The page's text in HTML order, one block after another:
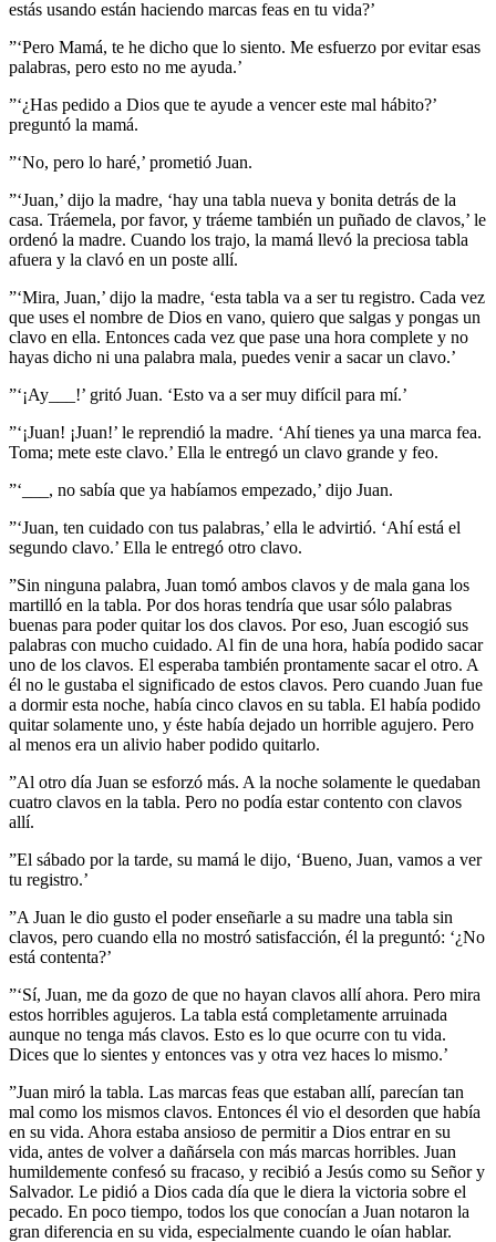
estás usando están haciendo marcas feas en tu vida?’
”‘Pero Mamá, te he dicho que lo siento. Me esfuerzo por evitar esas
palabras, pero esto no me ayuda.’
”‘¿Has pedido a Dios que te ayude a vencer este mal hábito?’
preguntó la mamá.
”‘No, pero lo haré,’ prometió Juan.
”‘Juan,’ dijo la madre, ‘hay una tabla nueva y bonita detrás de la
casa. Tráemela, por favor, y tráeme también un puñado de clavos,’ le
ordenó la madre. Cuando los trajo, la mamá llevó la preciosa tabla
afuera y la clavó en un poste allí.
”‘Mira, Juan,’ dijo la madre, ‘esta tabla va a ser tu registro. Cada vez
que uses el nombre de Dios en vano, quiero que salgas y pongas un
clavo en ella. Entonces cada vez que pase una hora complete y no
hayas dicho ni una palabra mala, puedes venir a sacar un clavo.’
”‘¡Ay___!’ gritó Juan. ‘Esto va a ser muy difícil para mí.’
”‘¡Juan! ¡Juan!’ le reprendió la madre. ‘Ahí tienes ya una marca fea.
Toma; mete este clavo.’ Ella le entregó un clavo grande y feo.
”‘___, no sabía que ya habíamos empezado,’ dijo Juan.
”‘Juan, ten cuidado con tus palabras,’ ella le advirtió. ‘Ahí está el
segundo clavo.’ Ella le entregó otro clavo.
”Sin ninguna palabra, Juan tomó ambos clavos y de mala gana los
martilló en la tabla. Por dos horas tendría que usar sólo palabras
buenas para poder quitar los dos clavos. Por eso, Juan escogió sus
palabras con mucho cuidado. Al fin de una hora, había podido sacar
uno de los clavos. El esperaba también prontamente sacar el otro. A
él no le gustaba el significado de estos clavos. Pero cuando Juan fue
a dormir esta noche, había cinco clavos en su tabla. El había podido
quitar solamente uno, y éste había dejado un horrible agujero. Pero
al menos era un alivio haber podido quitarlo.
”Al otro día Juan se esforzó más. A la noche solamente le quedaban
cuatro clavos en la tabla. Pero no podía estar contento con clavos
allí.
”El sábado por la tarde, su mamá le dijo, ‘Bueno, Juan, vamos a ver
tu registro.’
”A Juan le dio gusto el poder enseñarle a su madre una tabla sin
clavos, pero cuando ella no mostró satisfacción, él la preguntó: ‘¿No
está contenta?’
”‘Sí, Juan, me da gozo de que no hayan clavos allí ahora. Pero mira
estos horribles agujeros. La tabla está completamente arruinada
aunque no tenga más clavos. Esto es lo que ocurre con tu vida.
Dices que lo sientes y entonces vas y otra vez haces lo mismo.’
”Juan miró la tabla. Las marcas feas que estaban allí, parecían tan
mal como los mismos clavos. Entonces él vio el desorden que había
en su vida. Ahora estaba ansioso de permitir a Dios entrar en su
vida, antes de volver a dañársela con más marcas horribles. Juan
humildemente confesó su fracaso, y recibió a Jesús como su Señor y
Salvador. Le pidió a Dios cada día que le diera la victoria sobre el
pecado. En poco tiempo, todos los que conocían a Juan notaron la
gran diferencia en su vida, especialmente cuando le oían hablar.